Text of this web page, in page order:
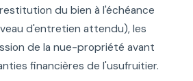
du bien à l'échéance
d'entretien attendu), les
de la nue-propriété avant
financières de l'usufruitier.